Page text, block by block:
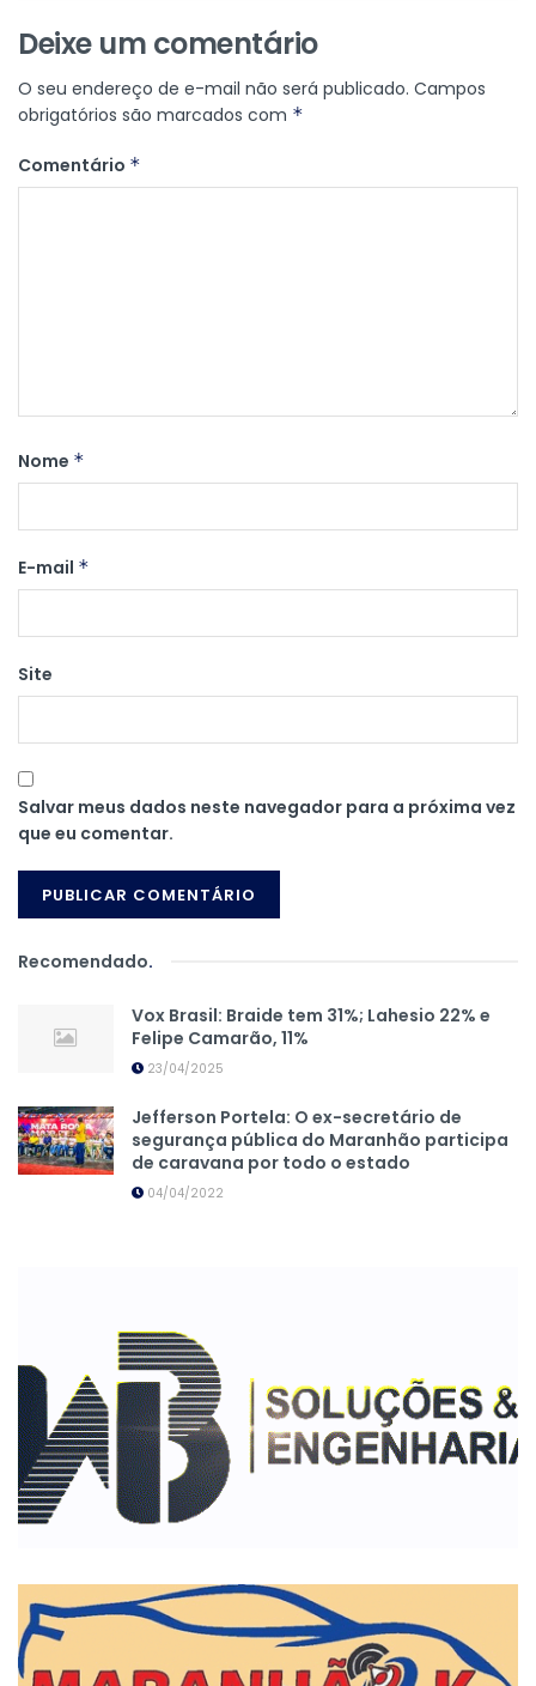
Deixe um comentário
O seu endereço de e-mail não será publicado. Campos
obrigatórios são marcados com *
Comentário *
Nome *
E-mail *
Site
Salvar meus dados neste navegador para a próxima vez
que eu comentar.
Recomendado.
Vox Brasil: Braide tem 31%; Lahesio 22% e
Felipe Camarão, 11%
23/04/2025
Jefferson Portela: O ex-secretário de
segurança pública do Maranhão participa
de caravana por todo o estado
04/04/2022